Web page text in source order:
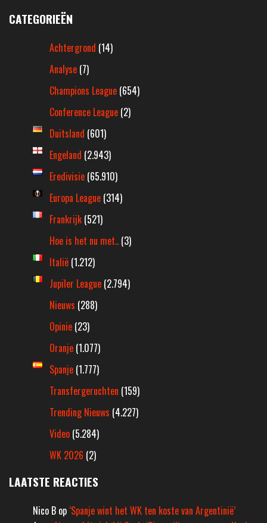
CATEGORIEËN
Achtergrond (14)
Analyse (7)
Champions League (654)
Conference League (2)
Duitsland (601)
Engeland (2.943)
Eredivisie (65.910)
Europa League (314)
Frankrijk (521)
Hoe is het nu met.. (3)
Italië (1.212)
Jupiler League (2.794)
Nieuws (288)
Opinie (23)
Oranje (1.077)
Spanje (1.777)
Transfergeruchten (159)
Trending Nieuws (4.227)
Video (5.284)
WK 2026 (2)
LAATSTE REACTIES
Nico B op ‘Spanje wint het WK ten koste van Argentinië’